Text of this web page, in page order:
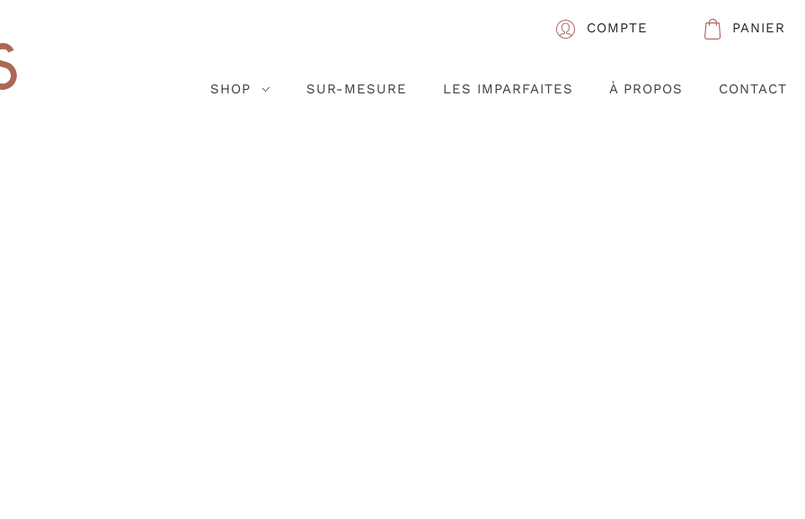
COMPTE PANIER
SHOP SUR-MESURE LES IMPARFAITES À PROPOS CONTACT